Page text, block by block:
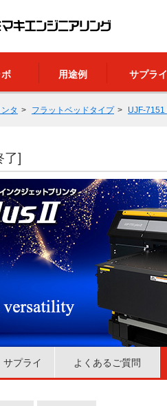
用途例 サプライ
タ フラットベッドタイプ UJF-7151
了]
サプライ よくあるご質問